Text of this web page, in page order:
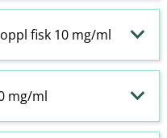
fisk 10 mg/ml
mg/ml